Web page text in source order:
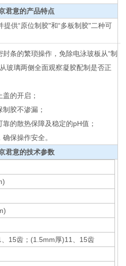
君意的产品特点
供“原位制胶"和“多板制胶"二种可
条的繁琐操作，免除电泳玻板从“制
玻璃两侧全面观察凝胶配制是否正
的开启；
胶不渗漏；
的散热保障及稳定的pH值；
保操作安全。
君意的技术参数
15齿；(1.5mm厚)11、15齿